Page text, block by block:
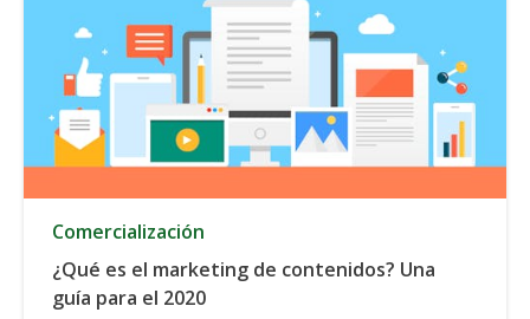
Comercialización
¿Qué es el marketing de contenidos? Una
guía para el 2020